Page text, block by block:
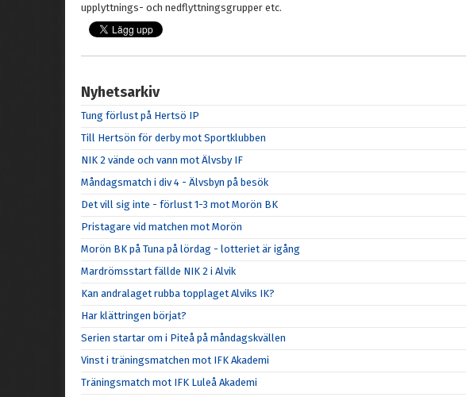
upplyttnings- och nedflyttningsgrupper etc.
Nyhetsarkiv
Tung förlust på Hertsö IP
Till Hertsön för derby mot Sportklubben
NIK 2 vände och vann mot Älvsby IF
Måndagsmatch i div 4 - Älvsbyn på besök
Det vill sig inte - förlust 1-3 mot Morön BK
Pristagare vid matchen mot Morön
Morön BK på Tuna på lördag - lotteriet är igång
Mardrömsstart fällde NIK 2 i Alvik
Kan andralaget rubba topplaget Alviks IK?
Har klättringen börjat?
Serien startar om i Piteå på måndagskvällen
Vinst i träningsmatchen mot IFK Akademi
Träningsmatch mot IFK Luleå Akademi